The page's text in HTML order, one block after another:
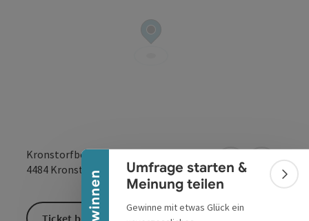
Banner einklappen
Umfrage starten &
Meinung teilen
Gewinne mit etwas Glück ein
Kronstorfberger Straße 1
4484 Kronstorf in Google
in